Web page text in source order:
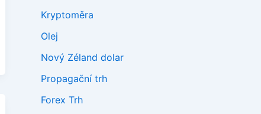
Kryptoměra
Olej
Nový Zéland dolar
Propagační trh
Forex Trh